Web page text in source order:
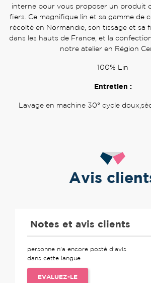
interne pour vous proposer un produit
fiers. Ce magnifique lin et sa gamme de
récolté en Normandie, son tissage et sa
dans les hauts de France, et la
notre atelier en Région
100% Lin
Entretien :
Lavage en machine 30° cycle
Avis
Notes et avis clients
personne n'a encore posté d'avis
dans cette langue
EVALUEZ-LE